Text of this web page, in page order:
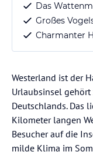
Das
Großes
Charmanter
Westerland ist der
Urlaubsinsel
Deutschlands. Das
Kilometer langen
Besucher auf die
milde Klima im